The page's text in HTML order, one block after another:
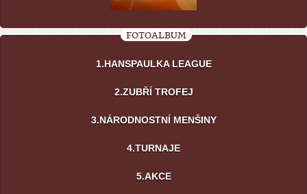
FOTOALBUM
1.HANSPAULKA LEAGUE
2.ZUBŘÍ TROFEJ
3.NÁRODNOSTNÍ MENŠINY
4.TURNAJE
5.AKCE